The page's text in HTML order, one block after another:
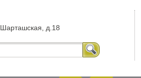
Шарташская, д.18